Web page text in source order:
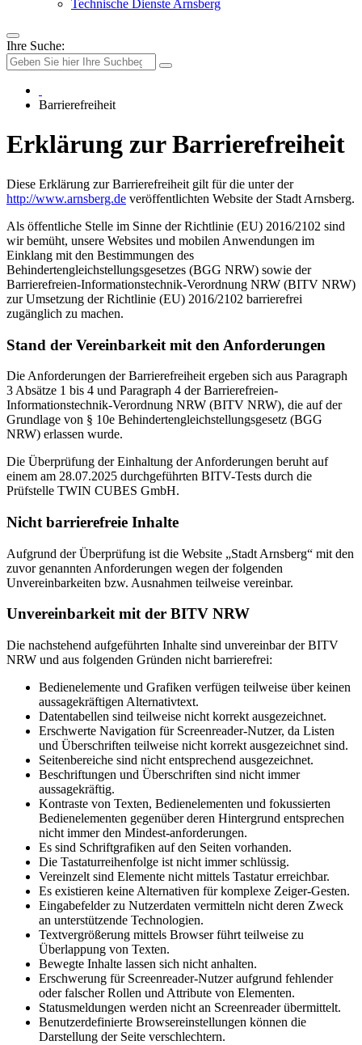
Technische Dienste Arnsberg
Ihre Suche:
Barrierefreiheit
Erklärung zur Barrie­re­freiheit
Diese Erklärung zur Barrierefreiheit gilt für die unter der
http://www.arnsberg.de veröffentlichten Website der Stadt Arnsberg.
Als öffentliche Stelle im Sinne der Richtlinie (EU) 2016/2102 sind
wir bemüht, unsere Websites und mobilen Anwendungen im
Einklang mit den Bestimmungen des
Behindertengleichstellungsgesetzes (BGG NRW) sowie der
Barrierefreien-Informationstechnik-Verordnung NRW (BITV NRW)
zur Umsetzung der Richtlinie (EU) 2016/2102 barrierefrei
zugänglich zu machen.
Stand der Vereinbarkeit mit den Anforderungen
Die Anforderungen der Barrierefreiheit ergeben sich aus Paragraph
3 Absätze 1 bis 4 und Paragraph 4 der Barrierefreien-
Informationstechnik-Verordnung NRW (BITV NRW), die auf der
Grundlage von § 10e Behindertengleichstellungsgesetz (BGG
NRW) erlassen wurde.
Die Überprüfung der Einhaltung der Anforderungen beruht auf
einem am 28.07.2025 durchgeführten BITV-Tests durch die
Prüfstelle TWIN CUBES GmbH.
Nicht barrierefreie Inhalte
Aufgrund der Überprüfung ist die Website „Stadt Arnsberg“ mit den
zuvor genannten Anforderungen wegen der folgenden
Unvereinbarkeiten bzw. Ausnahmen teilweise vereinbar.
Unvereinbarkeit mit der BITV NRW
Die nachstehend aufgeführten Inhalte sind unvereinbar der BITV
NRW und aus folgenden Gründen nicht barrierefrei:
Bedienelemente und Grafiken verfügen teilweise über keinen
aussagekräftigen Alternativtext.
Datentabellen sind teilweise nicht korrekt ausgezeichnet.
Erschwerte Navigation für Screenreader-Nutzer, da Listen
und Überschriften teilweise nicht korrekt ausgezeichnet sind.
Seitenbereiche sind nicht entsprechend ausgezeichnet.
Beschriftungen und Überschriften sind nicht immer
aussagekräftig.
Kontraste von Texten, Bedienelementen und fokussierten
Bedienelementen gegenüber deren Hintergrund entsprechen
nicht immer den Mindest-anforderungen.
Es sind Schriftgrafiken auf den Seiten vorhanden.
Die Tastaturreihenfolge ist nicht immer schlüssig.
Vereinzelt sind Elemente nicht mittels Tastatur erreichbar.
Es existieren keine Alternativen für komplexe Zeiger-Gesten.
Eingabefelder zu Nutzerdaten vermitteln nicht deren Zweck
an unterstützende Technologien.
Textvergrößerung mittels Browser führt teilweise zu
Überlappung von Texten.
Bewegte Inhalte lassen sich nicht anhalten.
Erschwerung für Screenreader-Nutzer aufgrund fehlender
oder falscher Rollen und Attribute von Elementen.
Statusmeldungen werden nicht an Screenreader übermittelt.
Benutzerdefinierte Browsereinstellungen können die
Darstellung der Seite verschlechtern.